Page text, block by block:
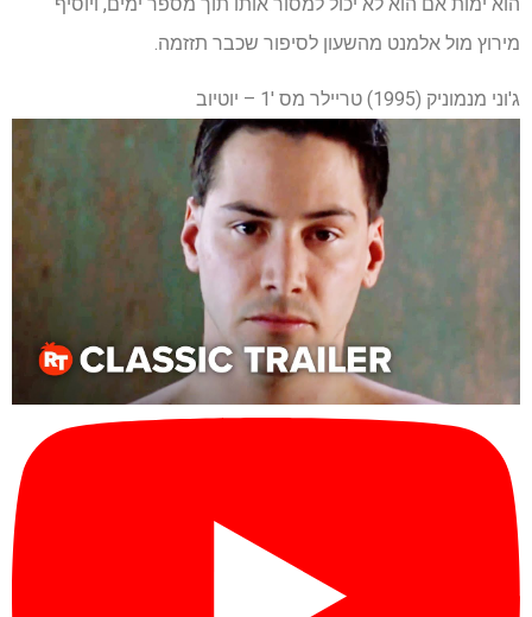
מירוץ מול אלמנט מהשעון לסיפור שכבר תזזמה.
ג'וני מנמוניק (1995) טריילר מס '1 – יוטיוב